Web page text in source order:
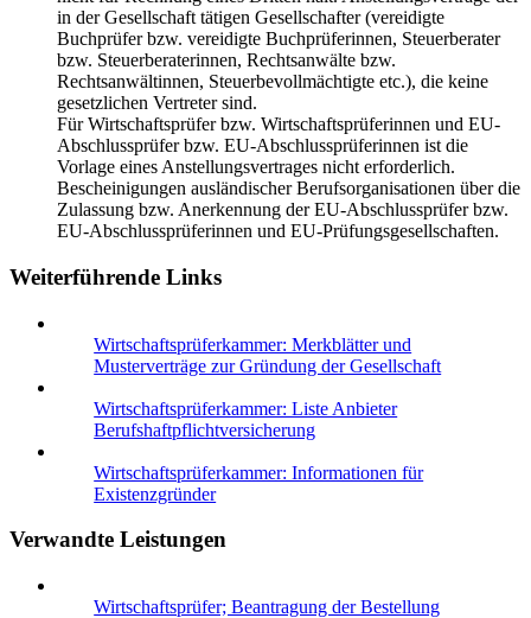
in der Gesellschaft tätigen Gesellschafter (vereidigte
Buchprüfer bzw. vereidigte Buchprüferinnen, Steuerberater
bzw. Steuerberaterinnen, Rechtsanwälte bzw.
Rechtsanwältinnen, Steuerbevollmächtigte etc.), die keine
gesetzlichen Vertreter sind.
Für Wirtschaftsprüfer bzw. Wirtschaftsprüferinnen und EU-
Abschlussprüfer bzw. EU-Abschlussprüferinnen ist die
Vorlage eines Anstellungsvertrages nicht erforderlich.
Bescheinigungen ausländischer Berufsorganisationen über die
Zulassung bzw. Anerkennung der EU-Abschlussprüfer bzw.
EU-Abschlussprüferinnen und EU-Prüfungsgesellschaften.
Weiterführende Links
Wirtschaftsprüferkammer: Merkblätter und
Musterverträge zur Gründung der Gesellschaft
Wirtschaftsprüferkammer: Liste Anbieter
Berufshaftpflichtversicherung
Wirtschaftsprüferkammer: Informationen für
Existenzgründer
Verwandte Leistungen
Wirtschaftsprüfer; Beantragung der Bestellung